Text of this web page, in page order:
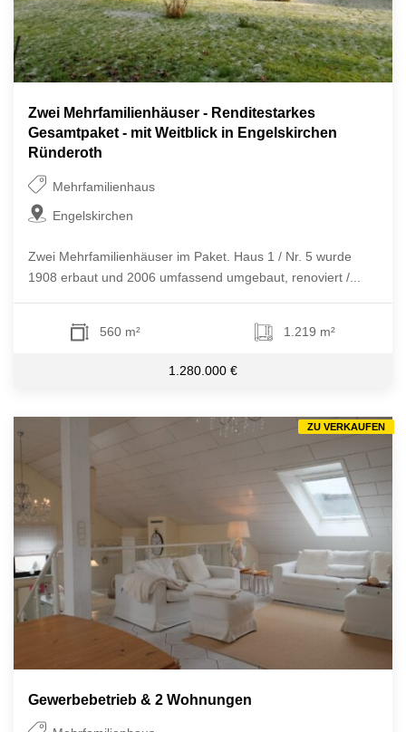
Zwei Mehrfamilienhäuser - Renditestarkes
Gesamtpaket - mit Weitblick in Engelskirchen
Ründeroth
Mehrfamilienhaus
Engelskirchen
Zwei Mehrfamilienhäuser im Paket. Haus 1 / Nr. 5 wurde
1908 erbaut und 2006 umfassend umgebaut, renoviert /...
560 m² 1.219 m²
1.280.000 €
Gewerbebetrieb & 2 Wohnungen
ZU VERKAUFEN